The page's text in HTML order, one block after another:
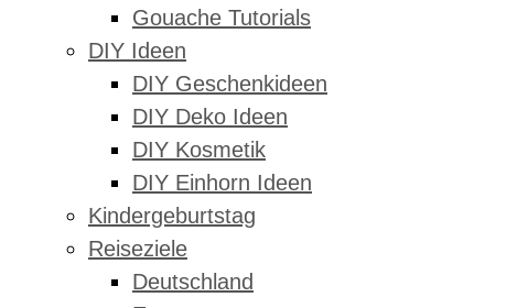
Gouache Tutorials
DIY Ideen
DIY Geschenkideen
DIY Deko Ideen
DIY Kosmetik
DIY Einhorn Ideen
Kindergeburtstag
Reiseziele
Deutschland